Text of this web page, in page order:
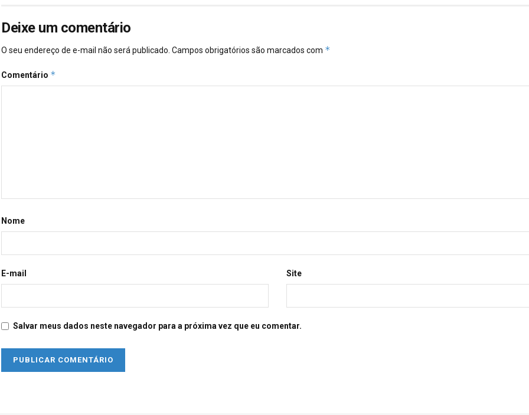
Deixe um comentário
O seu endereço de e-mail não será publicado. Campos obrigatórios são marcados com *
Comentário *
Nome
E-mail Site
Salvar meus dados neste navegador para a próxima vez que eu comentar.